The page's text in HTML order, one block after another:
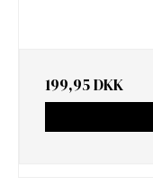
199,95 DKK